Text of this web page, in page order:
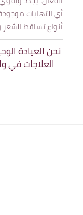
أي التهابات
أنواع تساقط الشعر
نحن العيادة
العلاجات في